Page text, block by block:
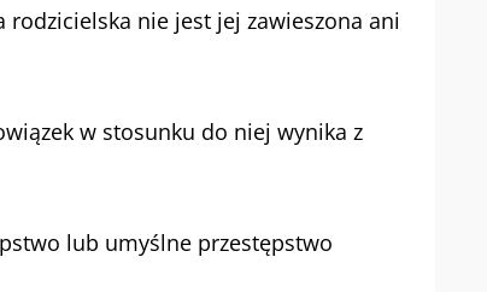
rodzicielska nie jest jej zawieszona ani
w stosunku do niej wynika z
lub umyślne przestępstwo